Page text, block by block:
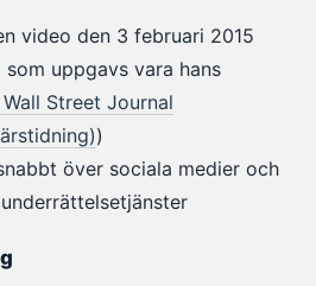
video den 3 februari 2015
uppgavs vara hans
Street Journal
)
över sociala medier och